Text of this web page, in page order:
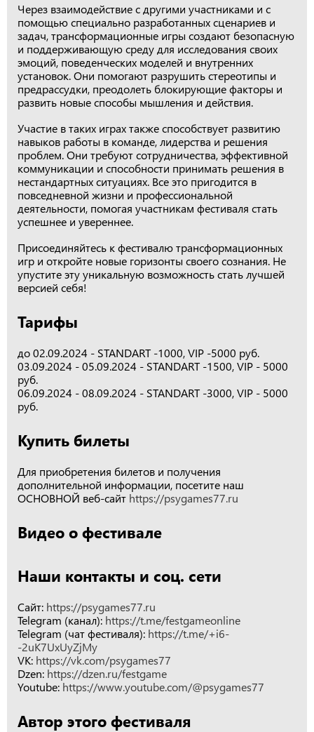
Через взаимодействие с другими участниками и с
помощью специально разработанных сценариев и
задач, трансформационные игры создают безопасную
и поддерживающую среду для исследования своих
эмоций, поведенческих моделей и внутренних
установок. Они помогают разрушить стереотипы и
предрассудки, преодолеть блокирующие факторы и
развить новые способы мышления и действия.
Участие в таких играх также способствует развитию
навыков работы в команде, лидерства и решения
проблем. Они требуют сотрудничества, эффективной
коммуникации и способности принимать решения в
нестандартных ситуациях. Все это пригодится в
повседневной жизни и профессиональной
деятельности, помогая участникам фестиваля стать
успешнее и увереннее.
Присоединяйтесь к фестивалю трансформационных
игр и откройте новые горизонты своего сознания. Не
упустите эту уникальную возможность стать лучшей
версией себя!
Тарифы
до 02.09.2024 - STANDART -1000, VIP -5000 руб.
03.09.2024 - 05.09.2024 - STANDART -1500, VIP - 5000
руб.
06.09.2024 - 08.09.2024 - STANDART -3000, VIP - 5000
руб.
Купить билеты
Для приобретения билетов и получения
дополнительной информации, посетите наш
ОСНОВНОЙ веб-сайт https://psygames77.ru
Видео о фестивале
Наши контакты и соц. сети
Сайт: https://psygames77.ru
Telegram (канал): https://t.me/festgameonline
Telegram (чат фестиваля): https://t.me/+i6-
-2uK7UxUyZjMy
VK: https://vk.com/psygames77
Dzen: https://dzen.ru/festgame
Youtube: https://www.youtube.com/@psygames77
Автор этого фестиваля